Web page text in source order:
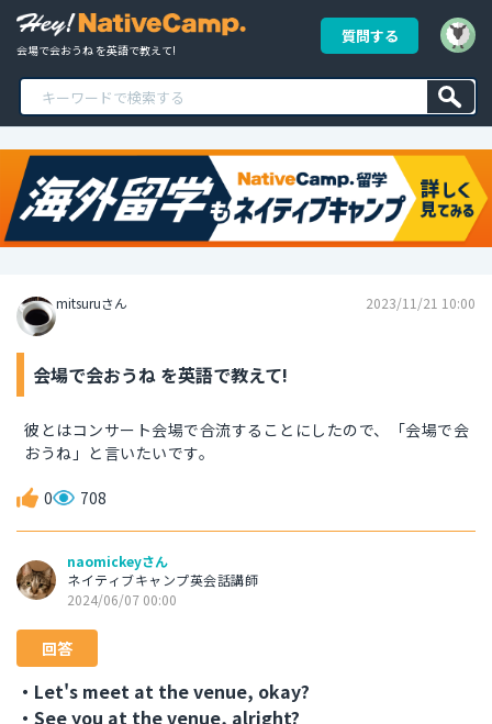
会場で会おうね を英語で教えて!
質問する
mitsuruさん 2023/11/21 10:00
会場で会おうね を英語で教えて!
彼とはコンサート会場で合流することにしたので、「会場で会
おうね」と言いたいです。
0 708
naomickeyさん
ネイティブキャンプ英会話講師
2024/06/07 00:00
回答
・Let's meet at the venue, okay?
・See you at the venue, alright?